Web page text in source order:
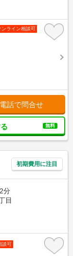
ンライン相談可
電話で問合せ
無料
初期費用に注目
分
目
談可